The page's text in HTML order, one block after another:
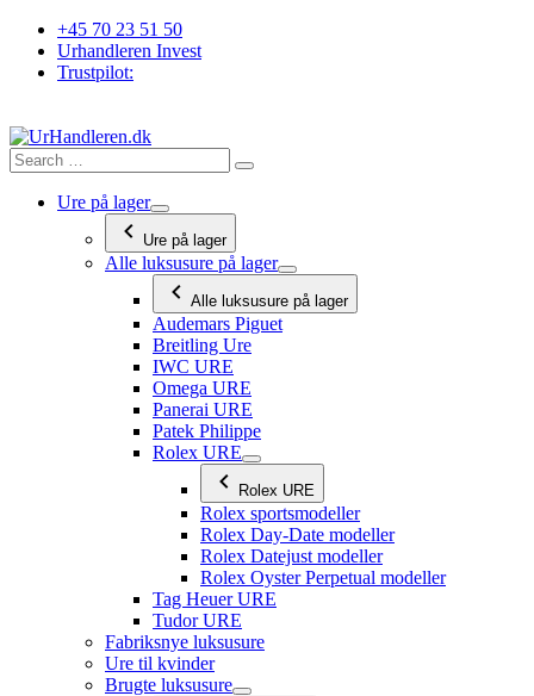
Videre
indhold
+45 70 23 51 50
Urhandleren Invest
Trustpilot:
Ure på lager
Ure på lager
Alle luksusure på lager
Alle luksusure på lager
Audemars Piguet
Breitling Ure
IWC URE
Omega URE
Panerai URE
Patek Philippe
Rolex URE
Rolex URE
Rolex sportsmodeller
Rolex Day-Date modeller
Rolex Datejust modeller
Rolex Oyster Perpetual modeller
Tag Heuer URE
Tudor URE
Fabriksnye luksusure
Ure til kvinder
Brugte luksusure